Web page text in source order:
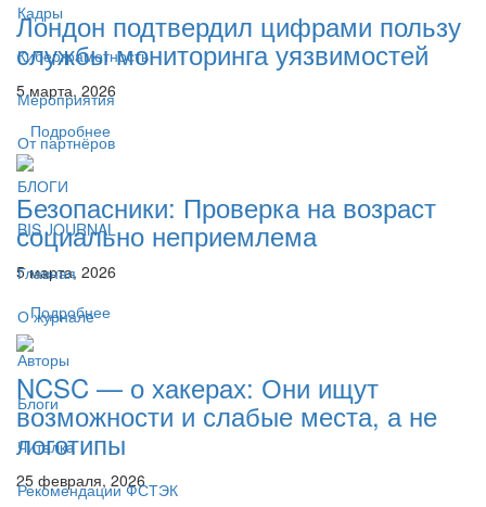
Кадры
Киберграмотность
Мероприятия
От партнёров
БЛОГИ
BIS JOURNAL
Главная
О журнале
Авторы
Блоги
Читалка
Рекомендации ФСТЭК
Лондон подтвердил цифрами пользу
службы мониторинга уязвимостей
5 марта, 2026
Подробнее
Безопасники: Проверка на возраст
социально неприемлема
5 марта, 2026
Подробнее
NCSC — о хакерах: Они ищут
возможности и слабые места, а не
логотипы
25 февраля, 2026